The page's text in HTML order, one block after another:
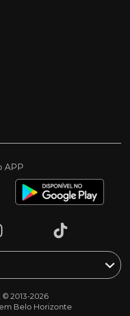
APP
2013-2026
Belo Horizonte